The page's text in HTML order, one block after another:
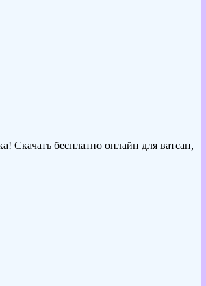
Скачать бесплатно онлайн для ватсап,